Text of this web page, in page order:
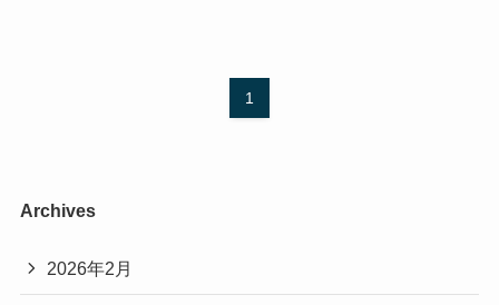
1
Archives
2026年2月